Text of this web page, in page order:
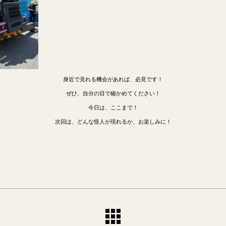
身近で見れる機会があれば、必見です！
ぜひ、自分の目で確かめてください！
今日は、ここまで！
次回は、どんな怪人が現れるか、お楽しみに！